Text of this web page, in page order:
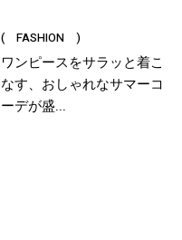
( FASHION )
ワンピースをサラッと着こ
なす、おしゃれなサマーコ
ーデが盛...